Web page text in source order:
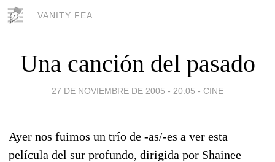
VANITY FEA
Una canción del pasado
27 DE NOVIEMBRE DE 2005 - 20:05 - CINE
Ayer nos fuimos un trío de -as/-es a ver esta
película del sur profundo, dirigida por Shainee